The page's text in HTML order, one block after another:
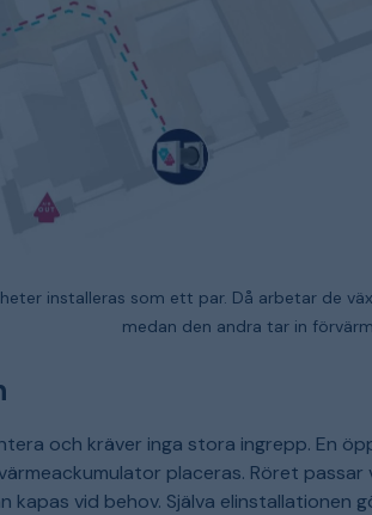
installeras som ett par. Då arbetar de
medan den andra tar in
och kräver inga stora ingrepp. En
placeras. Röret passar
vid behov. Själva elinstallationen